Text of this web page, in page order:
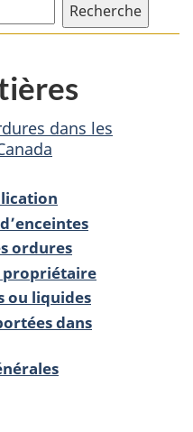
Canada
dans les
ordures
propriétaire
ou liquides
dans